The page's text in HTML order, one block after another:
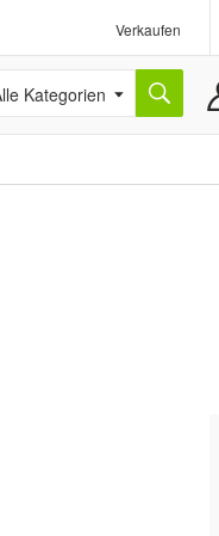
Verkaufen
Kategorien